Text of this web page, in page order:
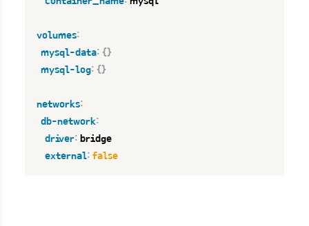
volumes:
mysql-data: {}
mysql-log: {}
networks:
db-network:
driver: bridge
external: false